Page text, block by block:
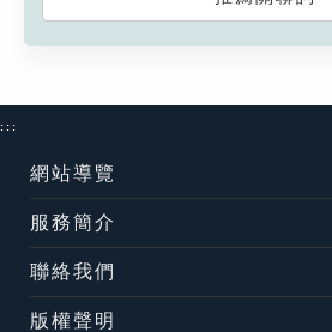
:::
網站導覽
服務簡介
聯絡我們
版權聲明